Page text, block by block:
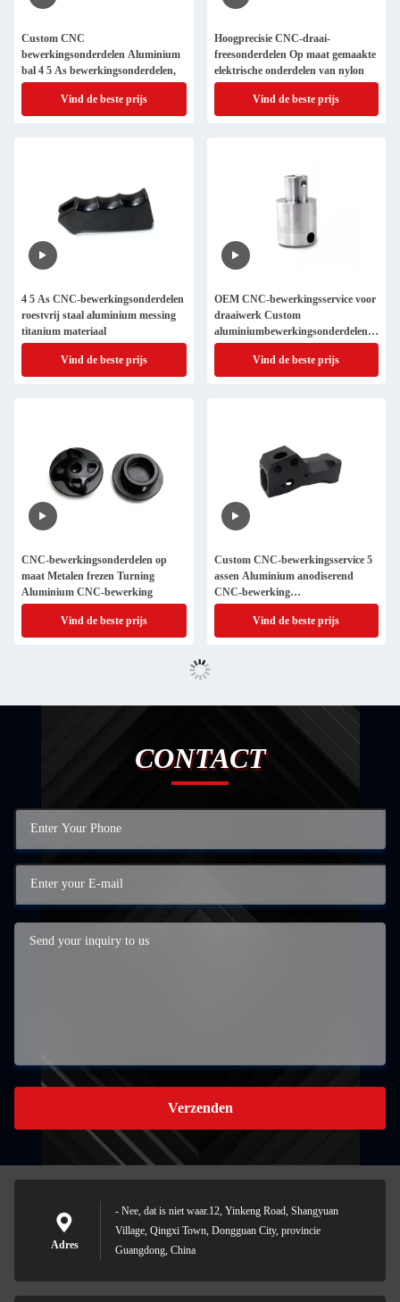
Custom CNC
bewerkingsonderdelen Aluminium
bal 4 5 As bewerkingsonderdelen,
Vind de beste prijs
Hoogprecisie CNC-draai-
freesonderdelen Op maat gemaakte
elektrische onderdelen van nylon
Vind de beste prijs
4 5 As CNC-bewerkingsonderdelen
roestvrij staal aluminium messing
titanium materiaal
Vind de beste prijs
OEM CNC-bewerkingsservice voor
draaiwerk Custom
aluminiumbewerkingsonderdelen
ISO9001 goedgekeurd
Vind de beste prijs
CNC-bewerkingsonderdelen op
maat Metalen frezen Turning
Aluminium CNC-bewerking
Vind de beste prijs
Custom CNC-bewerkingsservice 5
assen Aluminium anodiserend
CNC-bewerking
Motorfietsonderdelen
Vind de beste prijs
CONTACT
Verzenden
Adres
- Nee, dat is niet waar.12, Yinkeng Road, Shangyuan
Village, Qingxi Town, Dongguan City, provincie
Guangdong, China